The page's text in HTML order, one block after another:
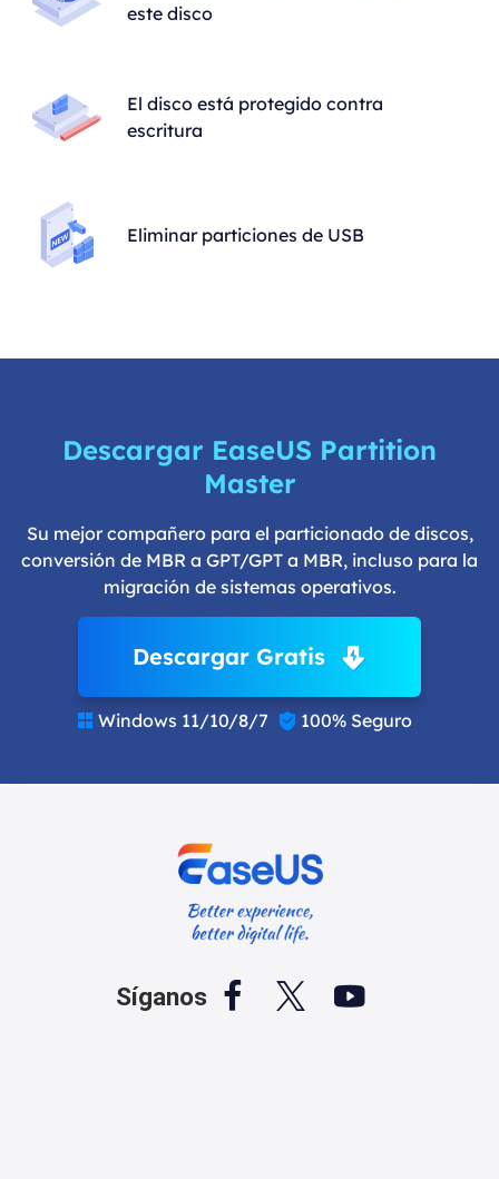
este disco
El disco está protegido contra
escritura
Eliminar particiones de USB
Descargar EaseUS Partition
Master
Su mejor compañero para el particionado de discos,
conversión de MBR a GPT/GPT a MBR, incluso para la
migración de sistemas operativos.
Descargar Gratis
 Windows 11/10/8/7  100% Seguro
Síganos   